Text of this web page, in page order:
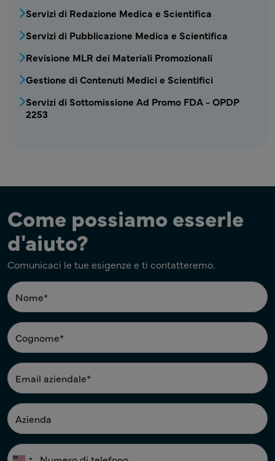
Servizi di Redazione Medica e Scientifica
Servizi di Pubblicazione Medica e Scientifica
Revisione MLR dei Materiali Promozionali
Gestione di Contenuti Medici e Scientifici
Servizi di Sottomissione Ad Promo FDA - OPDP
2253
Come possiamo esserle
d'aiuto?
Comunicaci le tue esigenze e ti contatteremo.